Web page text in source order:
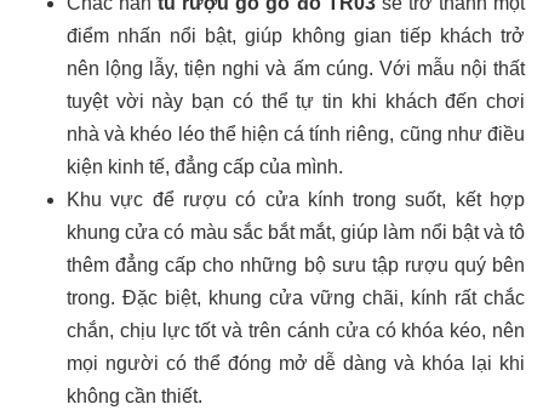
điểm nhấn nổi bật, giúp không gian tiếp khách trở
nên lộng lẫy, tiện nghi và ấm cúng. Với mẫu nội thất
tuyệt vời này bạn có thể tự tin khi khách đến chơi
nhà và khéo léo thể hiện cá tính riêng, cũng như điều
kiện kinh tế, đẳng cấp của mình.
Khu vực để rượu có cửa kính trong suốt, kết hợp
khung cửa có màu sắc bắt mắt, giúp làm nổi bật và tô
thêm đẳng cấp cho những bộ sưu tập rượu quý bên
trong. Đặc biệt, khung cửa vững chãi, kính rất chắc
chắn, chịu lực tốt và trên cánh cửa có khóa kéo, nên
mọi người có thể đóng mở dễ dàng và khóa lại khi
không cần thiết.